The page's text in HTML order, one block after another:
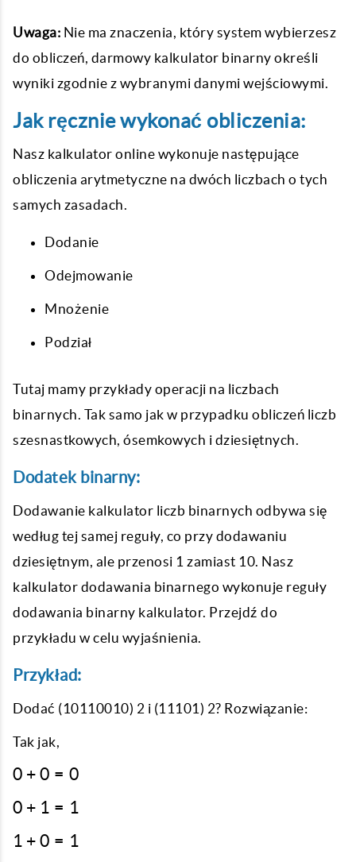
Uwaga: Nie ma znaczenia, który system wybierzesz
do obliczeń, darmowy kalkulator binarny określi
wyniki zgodnie z wybranymi danymi wejściowymi.
Jak ręcznie wykonać obliczenia:
Nasz kalkulator online wykonuje następujące
obliczenia arytmetyczne na dwóch liczbach o tych
samych zasadach.
Dodanie
Odejmowanie
Mnożenie
Podział
Tutaj mamy przykłady operacji na liczbach
binarnych. Tak samo jak w przypadku obliczeń liczb
szesnastkowych, ósemkowych i dziesiętnych.
Dodatek binarny:
Dodawanie kalkulator liczb binarnych odbywa się
według tej samej reguły, co przy dodawaniu
dziesiętnym, ale przenosi 1 zamiast 10. Nasz
kalkulator dodawania binarnego wykonuje reguły
dodawania binarny kalkulator. Przejdź do
przykładu w celu wyjaśnienia.
Przykład:
Dodać (10110010) 2 i (11101) 2? Rozwiązanie:
Tak jak,
0
0
0
0 + 0 = 0
0
1
0 + 1 = 1
1
1 + 0 = 1